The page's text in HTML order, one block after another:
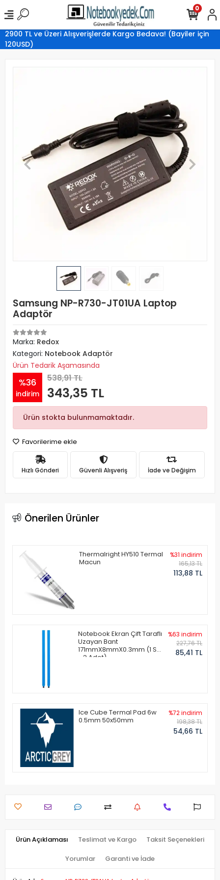
2900 TL ve Üzeri Alışverişlerde Kargo Bedava! (Bayiler için
120USD)
0
Samsung NP-R730-JT01UA Laptop
Adaptör
Marka: Redox
Kategori: Notebook Adaptör
Ürün Tedarik Aşamasında
%36
indirim
538,91 TL
343,35 TL
Ürün stokta bulunmamaktadır.
Favorilerime ekle
Hızlı Gönderi Güvenli Alışveriş İade ve Değişim
Önerilen Ürünler
Thermalright HY510 Termal
Macun
%31 indirim
165,13 TL
113,88 TL
Notebook Ekran Çift Taraflı
Uzayan Bant
171mmX8mmX0.3mm (1 Set
- 2 Adet)
%63 indirim
227,76 TL
85,41 TL
Ice Cube Termal Pad 6w
0.5mm 50x50mm
%72 indirim
198,38 TL
54,66 TL
Ürün Açıklaması Teslimat ve Kargo Taksit Seçenekleri
Yorumlar Garanti ve İade